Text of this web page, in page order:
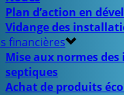
Plan d’action en
Vidange des
financières
Mise aux normes
septiques
Achat de produits